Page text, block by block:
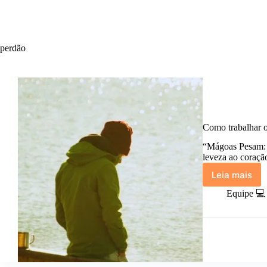
perdão
Como trabalhar
“Mágoas
leveza ao
Leia mais
Como
trabalhar
o
Equipe 💻